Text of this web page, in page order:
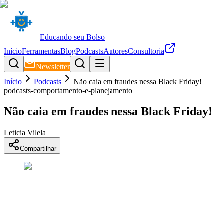
Educando seu Bolso
InícioFerramentasBlogPodcastsAutoresConsultoria
Newsletter
Início
Podcasts
Não caia em fraudes nessa Black Friday!
podcasts-comportamento-e-planejamento
Não caia em fraudes nessa Black Friday!
Leticia Vilela
Compartilhar